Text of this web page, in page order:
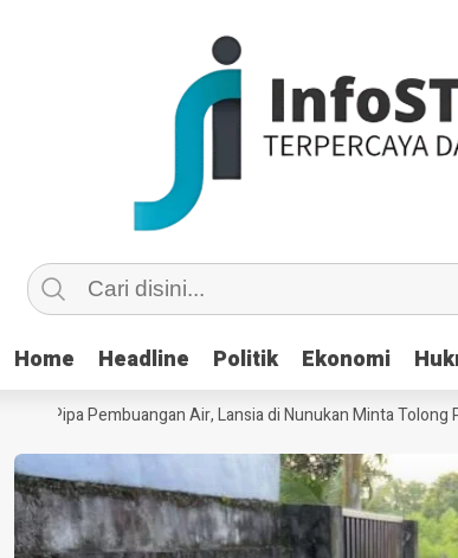
Home Headline Politik Ekonomi
Home Headline Politik Ekonomi
Pembuangan Air, Lansia di Nunukan Minta Tolong